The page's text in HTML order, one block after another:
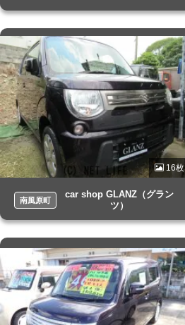
16枚
南風原町
car shop GLANZ（グラン
ツ）